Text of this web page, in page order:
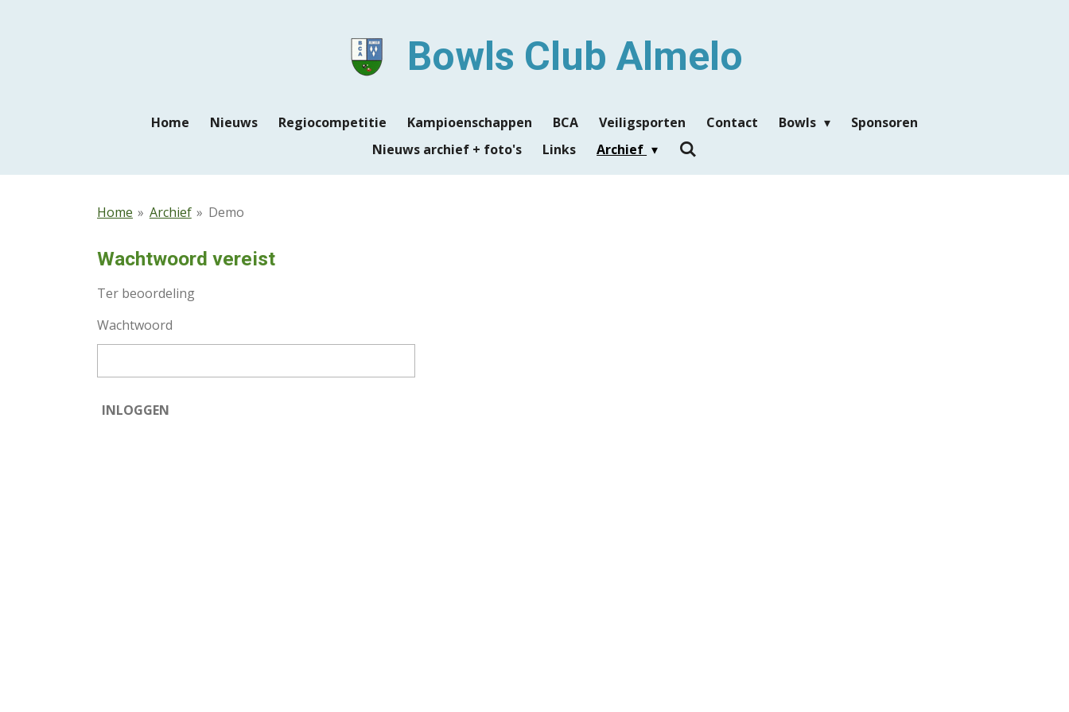
Bowls Club Almelo
Home Nieuws Regiocompetitie Kampioenschappen BCA Veiligsporten Contact Bowls
Sponsoren
Nieuws archief + foto's
Links Archief
Home » Archief » Demo
Wachtwoord vereist
Ter beoordeling
Wachtwoord
INLOGGEN